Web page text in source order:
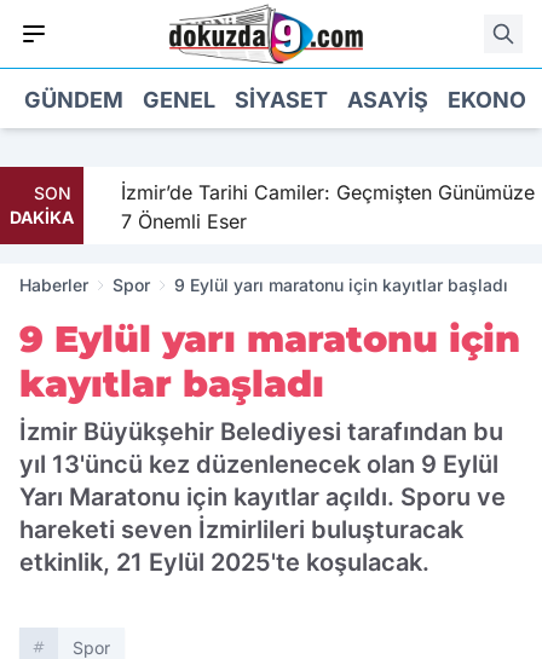
GÜNDEM GENEL SIYASET ASAYIŞ
SON
DAKİKA
İzmir’de Tarihi Camiler: Geçmişten Günümüze
7 Önemli Eser
Haberler Spor 9 Eylül yarı maratonu için kayıtlar başladı
9 Eylül yarı maratonu için
kayıtlar başladı
İzmir Büyükşehir Belediyesi tarafından bu
yıl 13'üncü kez düzenlenecek olan 9 Eylül
Yarı Maratonu için kayıtlar açıldı. Sporu ve
hareketi seven İzmirlileri buluşturacak
etkinlik, 21 Eylül 2025'te koşulacak.
Spor